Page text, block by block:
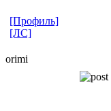
[Профиль]
[ЛС]
orimi